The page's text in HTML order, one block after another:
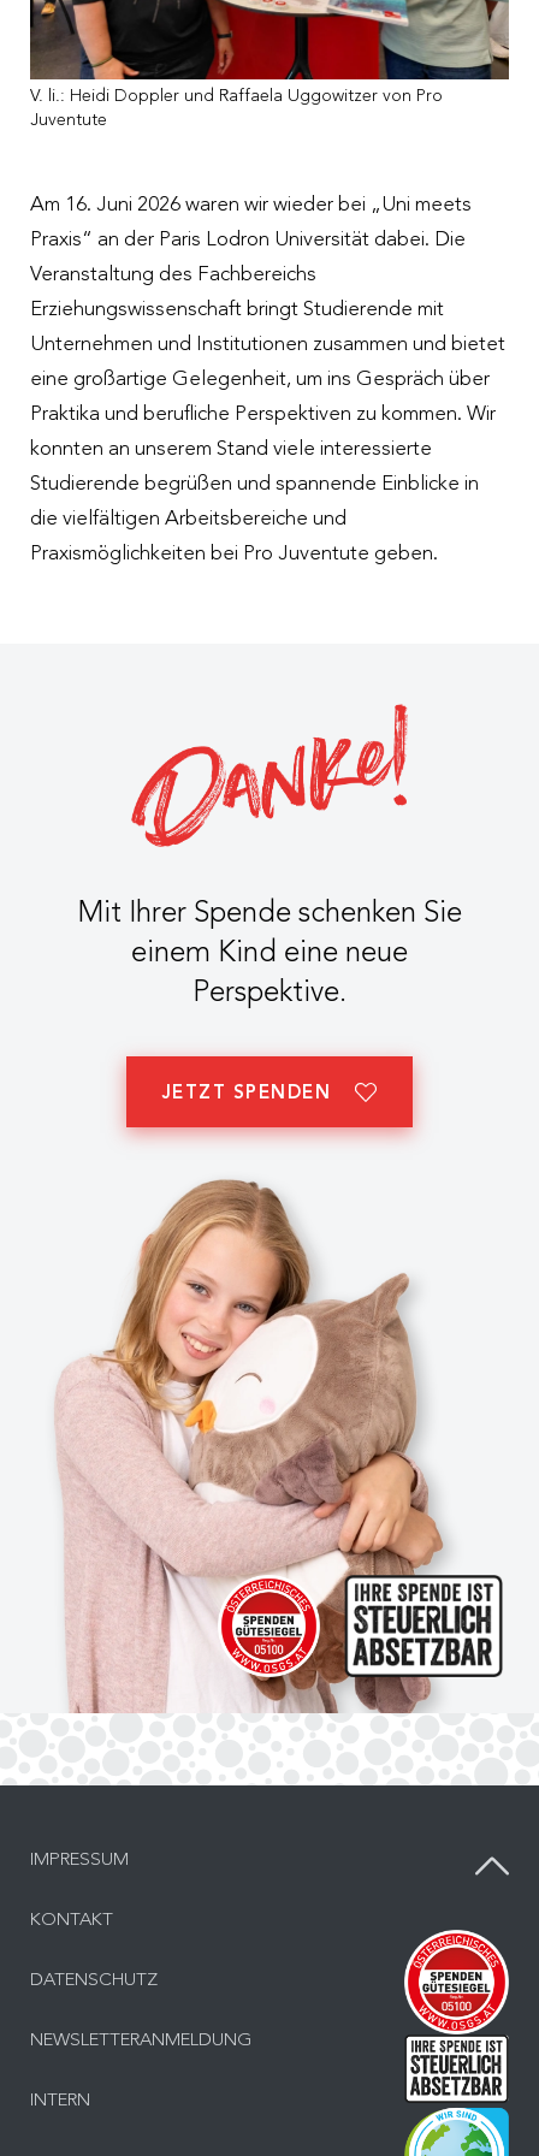
Spendendosen
Spendengütesiegel
Organisation
Nachhaltigkeit
Partner:innen
Fragen und Antworten
Menschen
Traineeprogramm
Freiwilligenengagement
Up to date
Meldungen
Pressesprecherin
V. li.: Heidi Doppler und Raffaela Uggowitzer von Pro
Juventute
Am 16. Juni 2026 waren wir wieder bei „Uni meets
Praxis“ an der Paris Lodron Universität dabei. Die
Veranstaltung des Fachbereichs
Erziehungswissenschaft bringt Studierende mit
Unternehmen und Institutionen zusammen und bietet
eine großartige Gelegenheit, um ins Gespräch über
Praktika und berufliche Perspektiven zu kommen. Wir
konnten an unserem Stand viele interessierte
Studierende begrüßen und spannende Einblicke in
die vielfältigen Arbeitsbereiche und
Praxismöglichkeiten bei Pro Juventute geben.
Mit Ihrer Spende schenken Sie
einem Kind eine neue
Perspektive.
JETZT SPENDEN
IMPRESSUM
KONTAKT
DATENSCHUTZ
NEWSLETTERANMELDUNG
INTERN